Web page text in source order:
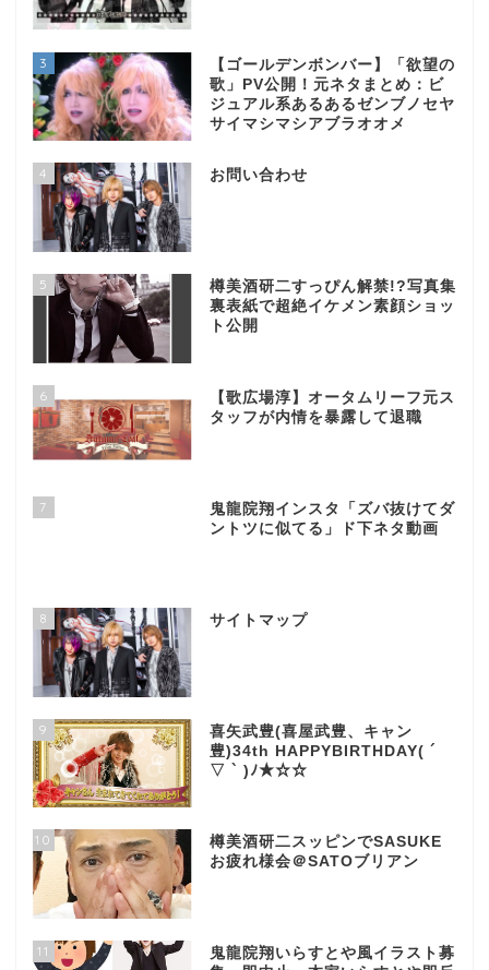
3
【ゴールデンボンバー】「欲望の
歌」PV公開！元ネタまとめ：ビ
ジュアル系あるあるゼンブノセヤ
サイマシマシアブラオオメ
4 お問い合わせ
5
樽美酒研二すっぴん解禁!?写真集
裏表紙で超絶イケメン素顔ショッ
ト公開
6
【歌広場淳】オータムリーフ元ス
タッフが内情を暴露して退職
7
鬼龍院翔インスタ「ズバ抜けてダ
ントツに似てる」ド下ネタ動画
8 サイトマップ
9
喜矢武豊(喜屋武豊、キャン
豊)34th HAPPYBIRTHDAY( ´
▽ ` )ﾉ★☆☆
10
樽美酒研二スッピンでSASUKE
お疲れ様会＠SATOブリアン
11
鬼龍院翔いらすとや風イラスト募